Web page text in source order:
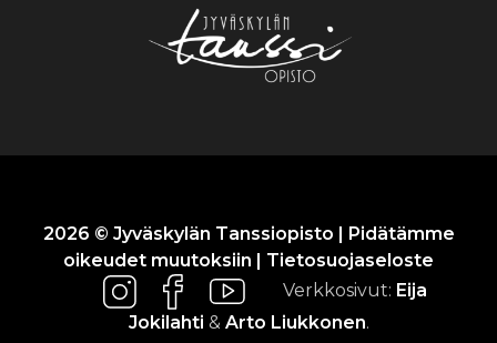
2026 © Jyväskylän Tanssiopisto | Pidätämme
oikeudet muutoksiin | Tietosuojaseloste
Verkkosivut: Eija
Jokilahti & Arto Liukkonen.